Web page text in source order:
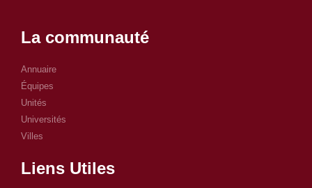
La communauté
Annuaire
Équipes
Unités
Universités
Villes
Liens Utiles